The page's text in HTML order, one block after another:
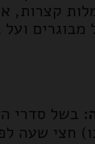
קצרות,
ועל בני
בשל סדרי
חצי שעה